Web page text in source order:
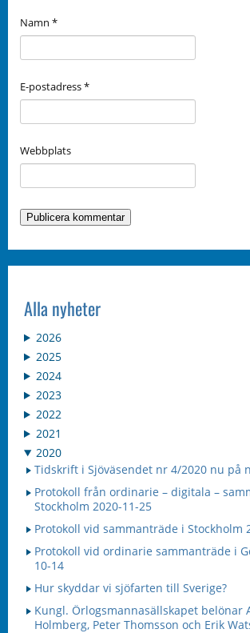
Namn *
E-postadress*
Webbplats
Alla nyheter
2026
2025
2024
2023
2022
2021
2020
Tidskrift i Sjöväsendet nr 4/2020 nu på
Protokoll från ordinarie – digitala –
Stockholm 2020-11-25
Protokoll vid sammanträde i Stockholm
Protokoll vid ordinarie sammanträde i
10-14
Hur skyddar vi sjöfarten till Sverige?
Kungl. Örlogsmannasällskapet belönar
Holmberg, Peter Thomsson och Erik